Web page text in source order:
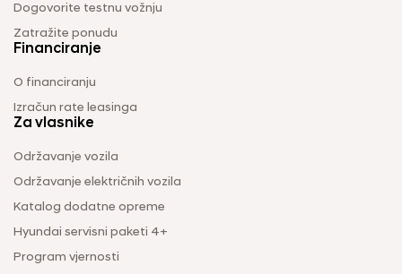
Dogovorite testnu vožnju
Zatražite ponudu
Financiranje
O financiranju
Izračun rate leasinga
Za vlasnike
Održavanje vozila
Održavanje električnih vozila
Katalog dodatne opreme
Hyundai servisni paketi 4+
Program vjernosti